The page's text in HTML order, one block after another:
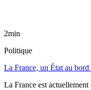
2min
Politique
La France, un État au
La France est